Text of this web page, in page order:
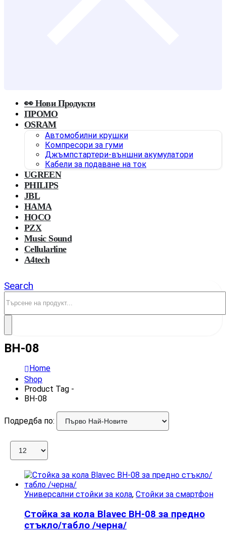
👀 Нови Продукти
ПРОМО
OSRAM
Автомобилни крушки
Компресори за гуми
Джъмпстартери-външни акумулатори
Кабели за подаване на ток
UGREEN
PHILIPS
JBL
HAMA
HOCO
PZX
Music Sound
Cellularline
A4tech
Search
BH-08
Home
Shop
Product Tag -
BH-08
Подредба по:
Универсални стойки за кола, Стойки за смартфон
Стойка за кола Blavec BH-08 за предно
стъкло/табло /черна/